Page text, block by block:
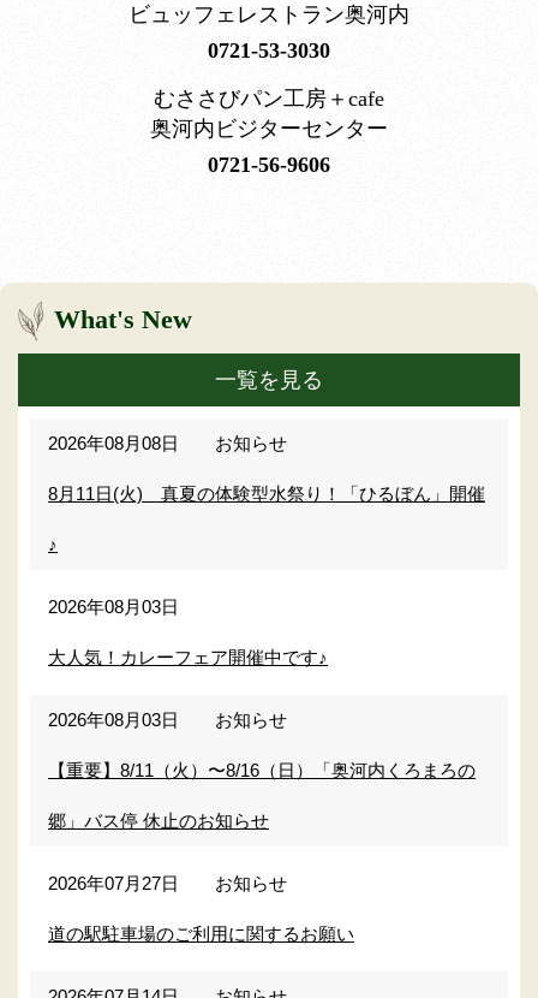
ビュッフェレストラン奥河内
0721-53-3030
むささびパン工房＋cafe
奥河内ビジターセンター
0721-56-9606
What's New
一覧を見る
2026年08月08日 お知らせ
8月11日(火) 真夏の体験型水祭り！「ひるぼん」開催
♪
2026年08月03日
大人気！カレーフェア開催中です♪
2026年08月03日 お知らせ
【重要】8/11（火）〜8/16（日）「奥河内くろまろの
郷」バス停 休止のお知らせ
2026年07月27日 お知らせ
道の駅駐車場のご利用に関するお願い